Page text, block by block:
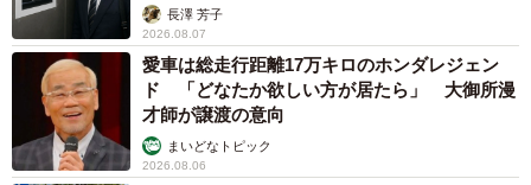
長澤 芳子
2026.08.07
愛車は総走行距離17万キロのホンダレジェン
ド 「どなたか欲しい方が居たら」 大御所漫
才師が譲渡の意向
まいどなトピック
2026.08.06